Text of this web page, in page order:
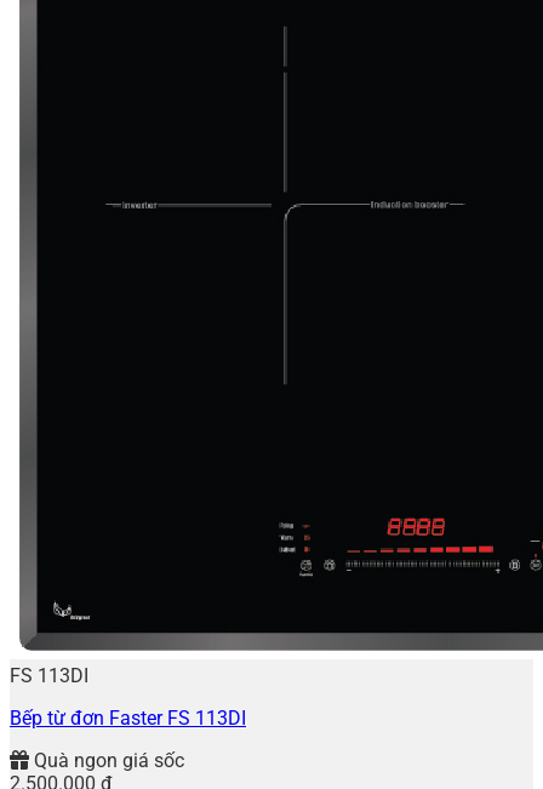
FS 113DI
Bếp từ đơn Faster FS 113DI
Quà ngon giá sốc
2.500.000 ₫